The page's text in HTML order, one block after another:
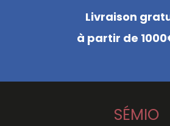
Livraison
à partir de
SÉMIO